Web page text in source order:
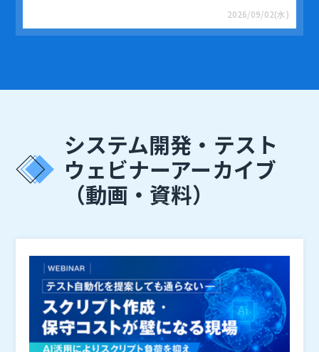
2026/09/02(水)
システム開発・テスト
ウェビナーアーカイブ
（動画・資料）